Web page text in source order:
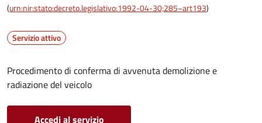
(urn:nir:stato:decreto.legislativo:1992-04-30;285~art193)
Servizio attivo
Procedimento di conferma di avvenuta demolizione e
radiazione del veicolo
Accedi al servizio